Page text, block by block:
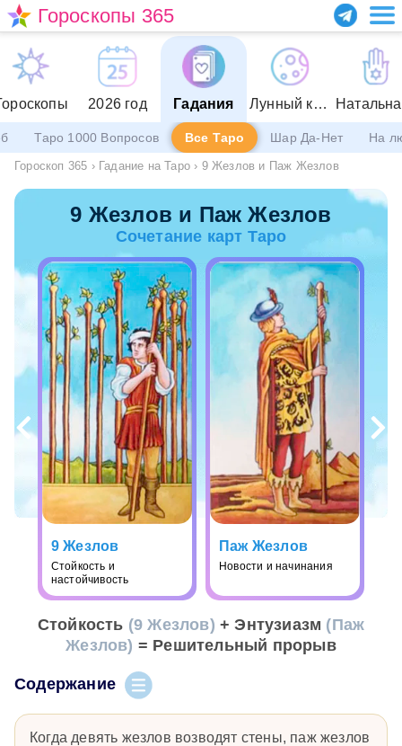
Гороскопы 365
2026 год Гадания Лунный календарь
Таро 1000 Вопросов Все Таро Шар Да-Нет На
Гороскоп 365 › Гадание на Таро › 9 Жезлов и Паж Жезлов
9 Жезлов и Паж Жезлов
Сочетание карт Таро
9 Жезлов
Стойкость и
настойчивость
Паж Жезлов
Новости и начинания
Стойкость (9 Жезлов) + Энтузиазм (Паж
Жезлов) = Решительный прорыв
Содержание
Когда девять жезлов возводят стены, паж жезлов